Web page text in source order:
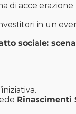
di
in un
sociale:
Rinascimenti